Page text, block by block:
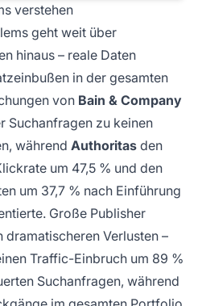
verstehen
geht weit über
hinaus – reale Daten
in der gesamten
von Bain & Company
Suchanfragen zu keinen
während Authoritas den
um 47,5 % und den
um 37,7 % nach Einführung
Große Publisher
Verlusten –
Traffic-Einbruch um 89 %
Suchanfragen, während